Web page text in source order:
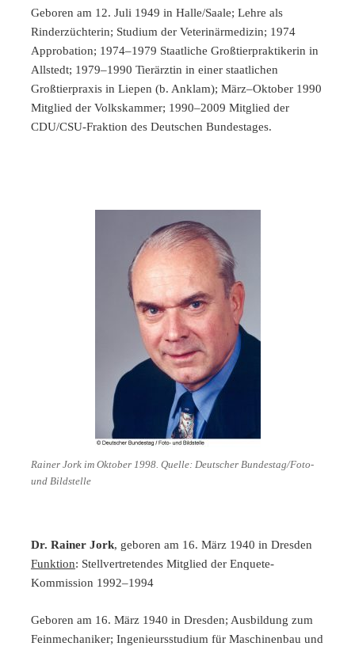
Geboren am 12. Juli 1949 in Halle/Saale; Lehre als
Rinderzüchterin; Studium der Veterinärmedizin; 1974
Approbation; 1974–1979 Staatliche Großtierpraktikerin in
Allstedt; 1979–1990 Tierärztin in einer staatlichen
Großtierpraxis in Liepen (b. Anklam); März–Oktober 1990
Mitglied der Volkskammer; 1990–2009 Mitglied der
CDU/CSU-Fraktion des Deutschen Bundestages.
Rainer Jork im Oktober 1998. Quelle: Deutscher Bundestag/Foto-
und Bildstelle
Dr. Rainer Jork, geboren am 16. März 1940 in Dresden
Funktion: Stellvertretendes Mitglied der Enquete-
Kommission 1992–1994
Geboren am 16. März 1940 in Dresden; Ausbildung zum
Feinmechaniker; Ingenieursstudium für Maschinenbau und